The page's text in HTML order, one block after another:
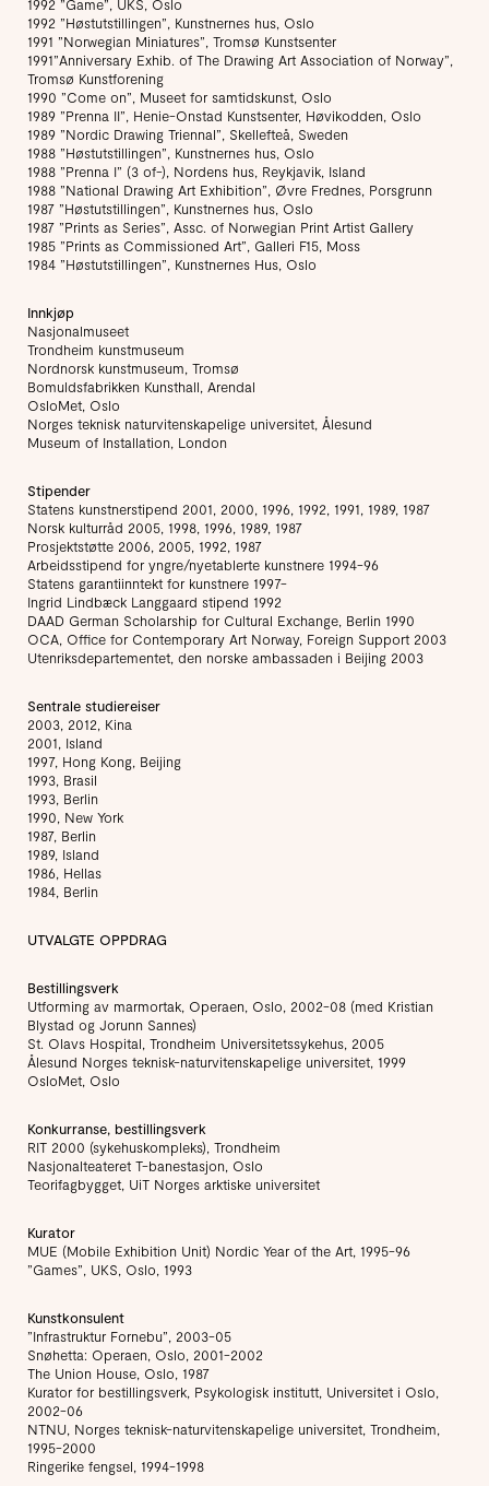
1992 ”Game”, UKS, Oslo
1992 ”Høstutstillingen”, Kunstnernes hus, Oslo
1991 ”Norwegian Miniatures”, Tromsø Kunstsenter
1991”Anniversary Exhib. of The Drawing Art Association of Norway”,
Tromsø Kunstforening
1990 ”Come on”, Museet for samtidskunst, Oslo
1989 ”Prenna II”, Henie-Onstad Kunstsenter, Høvikodden, Oslo
1989 ”Nordic Drawing Triennal”, Skellefteå, Sweden
1988 ”Høstutstillingen”, Kunstnernes hus, Oslo
1988 ”Prenna I” (3 of-), Nordens hus, Reykjavik, Island
1988 ”National Drawing Art Exhibition”, Øvre Frednes, Porsgrunn
1987 ”Høstutstillingen”, Kunstnernes hus, Oslo
1987 ”Prints as Series”, Assc. of Norwegian Print Artist Gallery
1985 ”Prints as Commissioned Art”, Galleri F15, Moss
1984 ”Høstutstillingen”, Kunstnernes Hus, Oslo
Innkjøp
Nasjonalmuseet
Trondheim kunstmuseum
Nordnorsk kunstmuseum, Tromsø
Bomuldsfabrikken Kunsthall, Arendal
OsloMet, Oslo
Norges teknisk naturvitenskapelige universitet, Ålesund
Museum of Installation, London
Stipender
Statens kunstnerstipend 2001, 2000, 1996, 1992, 1991, 1989, 1987
Norsk kulturråd 2005, 1998, 1996, 1989, 1987
Prosjektstøtte 2006, 2005, 1992, 1987
Arbeidsstipend for yngre/nyetablerte kunstnere 1994-96
Statens garantiinntekt for kunstnere 1997-
Ingrid Lindbæck Langgaard stipend 1992
DAAD German Scholarship for Cultural Exchange, Berlin 1990
OCA, Office for Contemporary Art Norway, Foreign Support 2003
Utenriksdepartementet, den norske ambassaden i Beijing 2003
Sentrale studiereiser
2003, 2012, Kina
2001, Island
1997, Hong Kong, Beijing
1993, Brasil
1993, Berlin
1990, New York
1987, Berlin
1989, Island
1986, Hellas
1984, Berlin
UTVALGTE OPPDRAG
Bestillingsverk
Utforming av marmortak, Operaen, Oslo, 2002-08 (med Kristian
Blystad og Jorunn Sannes)
St. Olavs Hospital, Trondheim Universitetssykehus, 2005
Ålesund Norges teknisk-naturvitenskapelige universitet, 1999
OsloMet, Oslo
Konkurranse, bestillingsverk
RIT 2000 (sykehuskompleks), Trondheim
Nasjonalteateret T-banestasjon, Oslo
Teorifagbygget, UiT Norges arktiske universitet
Kurator
MUE (Mobile Exhibition Unit) Nordic Year of the Art, 1995-96
”Games”, UKS, Oslo, 1993
Kunstkonsulent
”Infrastruktur Fornebu”, 2003-05
Snøhetta: Operaen, Oslo, 2001-2002
The Union House, Oslo, 1987
Kurator for bestillingsverk, Psykologisk institutt, Universitet i Oslo,
2002-06
NTNU, Norges teknisk-naturvitenskapelige universitet, Trondheim,
1995-2000
Ringerike fengsel, 1994-1998